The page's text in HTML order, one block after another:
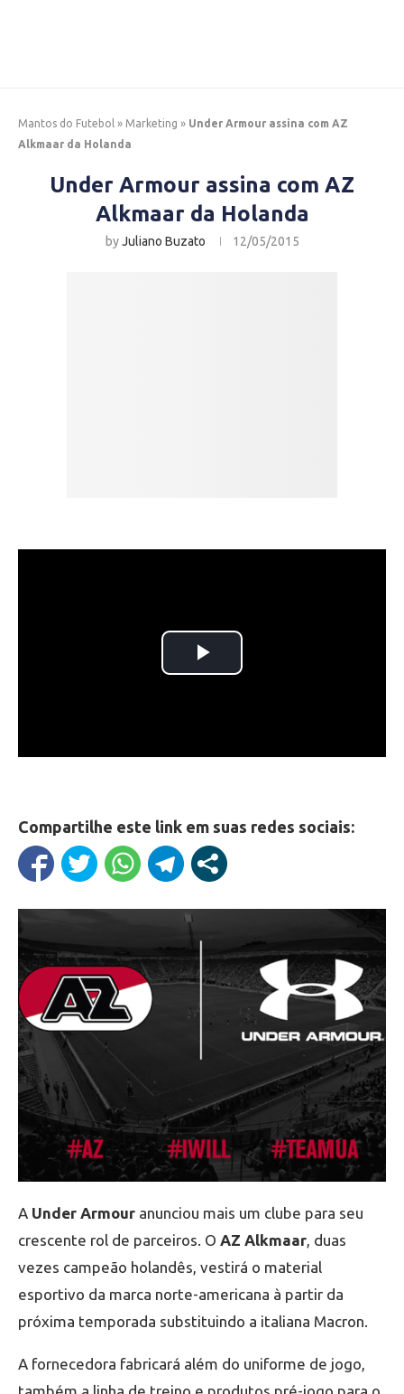
Mantos do Futebol » Marketing » Under Armour assina com AZ
Alkmaar da Holanda
Under Armour assina com AZ
Alkmaar da Holanda
byJuliano Buzato 12/05/2015
Compartilhe este link em suas redes sociais:
A Under Armour anunciou mais um clube para seu
crescente rol de parceiros. O AZ Alkmaar , duas
vezes campeão holandês, vestirá o material
esportivo da marca norte-americana à partir da
próxima temporada substituindo a italiana Macron.
A fornecedora fabricará além do uniforme de jogo,
também a linha de treino e produtos pré-jogo para o